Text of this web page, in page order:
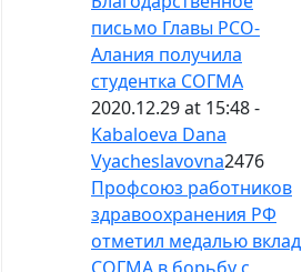
письмо Главы РСО-
Алания получила
студентка СОГМА
2020.12.29 at 15:48 -
Kabaloeva Dana
Vyacheslavovna2476
Профсоюз работников
здравоохранения РФ
отметил медалью вклад